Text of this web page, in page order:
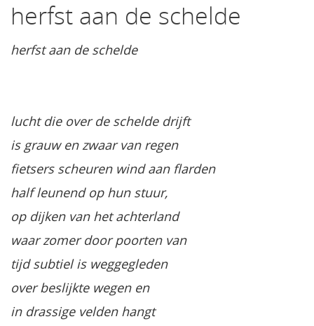
herfst aan de schelde
herfst aan de schelde
lucht die over de schelde drijft
is grauw en zwaar van regen
fietsers scheuren wind aan flarden
half leunend op hun stuur,
op dijken van het achterland
waar zomer door poorten van
tijd subtiel is weggegleden
over beslijkte wegen en
in drassige velden hangt